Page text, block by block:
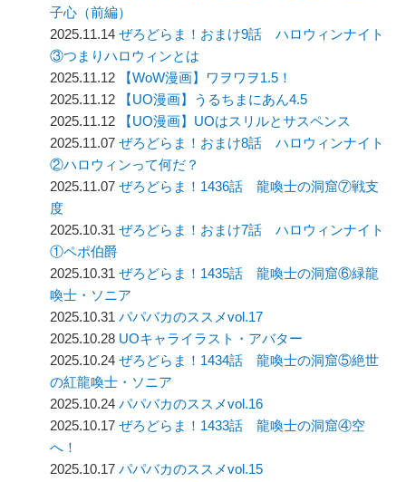
子心（前編）
2025.11.14ぜろどらま！おまけ9話 ハロウィンナイト
③つまりハロウィンとは
2025.11.12
【WoW漫画】ワヲワヲ1.5！
2025.11.12
【UO漫画】うるちまにあん4.5
2025.11.12
【UO漫画】UOはスリルとサスペンス
2025.11.07ぜろどらま！おまけ8話 ハロウィンナイト
②ハロウィンって何だ？
2025.11.07ぜろどらま！1436話 龍喚士の洞窟⑦戦支
度
2025.10.31ぜろどらま！おまけ7話 ハロウィンナイト
①ペポ伯爵
2025.10.31ぜろどらま！1435話 龍喚士の洞窟⑥緑龍
喚士・ソニア
2025.10.31パパバカのススメvol.17
2025.10.28 UOキャライラスト・アバター
2025.10.24ぜろどらま！1434話 龍喚士の洞窟⑤絶世
の紅龍喚士・ソニア
2025.10.24パパバカのススメvol.16
2025.10.17ぜろどらま！1433話 龍喚士の洞窟④空
へ！
2025.10.17パパバカのススメvol.15